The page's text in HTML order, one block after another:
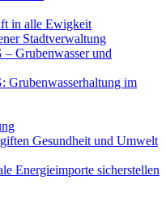
in alle Ewigkeit
Stadtverwaltung
Grubenwasser und
Grubenwasserhaltung im
Gesundheit und Umwelt
Energieimporte sicherstellen